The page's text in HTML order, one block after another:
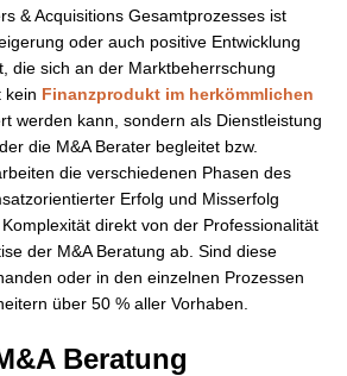
& Acquisitions Gesamtprozesses ist
oder auch positive Entwicklung
die sich an der Marktbeherrschung
kein Finanzprodukt im herkömmlichen
werden kann, sondern als Dienstleistung
die M&A Berater begleitet bzw.
die verschiedenen Phasen des
Erfolg und Misserfolg
direkt von der Professionalität
der M&A Beratung ab. Sind diese
oder in den einzelnen Prozessen
über 50 % aller Vorhaben.
Beratung